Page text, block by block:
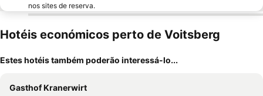
nos sites de reserva.
Hotéis económicos perto de Voitsberg
Estes hotéis também poderão interessá-lo...
Gasthof Kranerwirt